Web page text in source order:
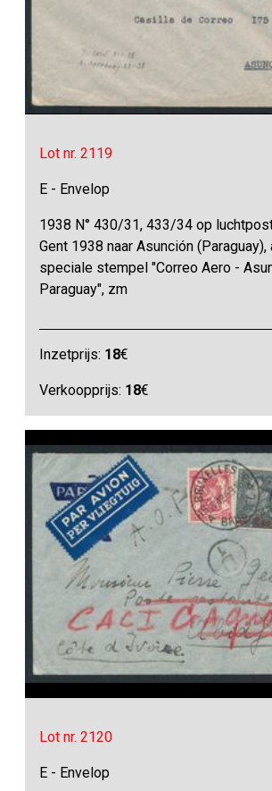
Lot nr. 2119
E - Envelop
1938 N° 430/31, 433/34 op
Gent 1938 naar Asunción (Paraguay),
speciale stempel "Correo Aero -
Paraguay", zm
Inzetprijs: 18€
Verkoopprijs: 18€
Lot nr. 2120
E - Envelop